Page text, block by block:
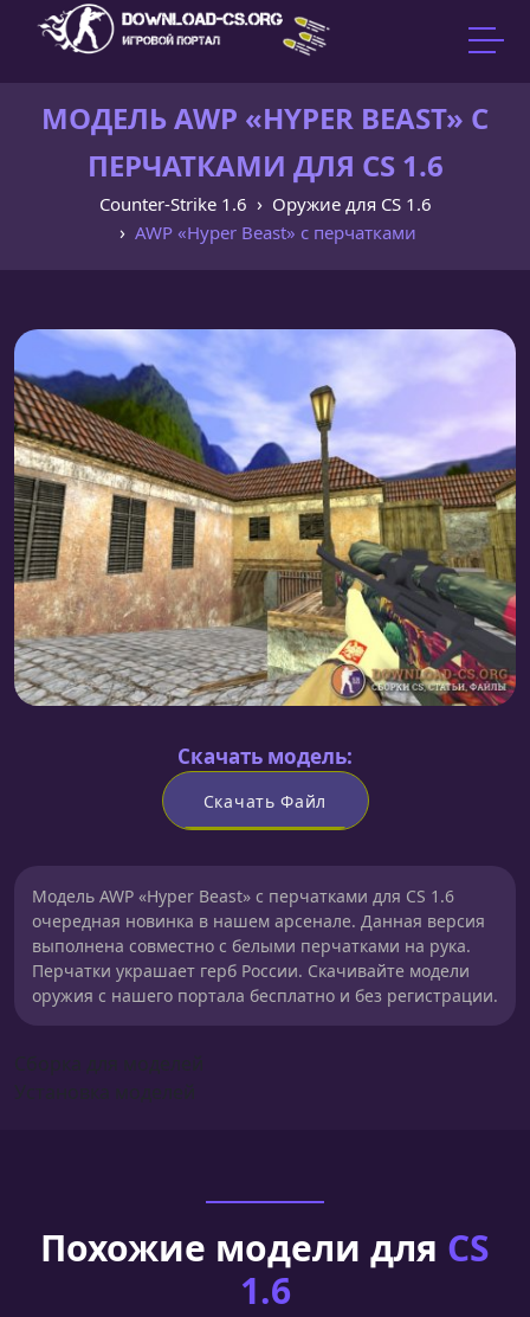
МОДЕЛЬ AWP «HYPER BEAST» С
ПЕРЧАТКАМИ ДЛЯ CS 1.6
Counter-Strike 1.6
Оружие для CS 1.6
AWP «Hyper Beast» с перчатками
Скачать модель:
Скачать Файл
Модель AWP «Hyper Beast» с перчатками для CS 1.6
очередная новинка в нашем арсенале. Данная версия
выполнена совместно с белыми перчатками на рука.
Перчатки украшает герб России. Скачивайте модели
оружия с нашего портала бесплатно и без регистрации.
Похожие модели для CS
1.6